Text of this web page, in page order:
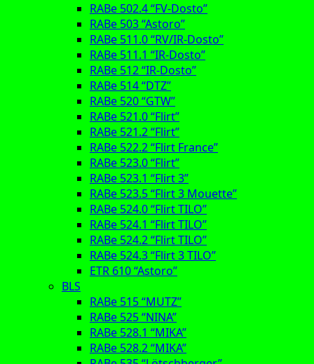
RABe 502.4 “FV-Dosto”
RABe 503 “Astoro”
RABe 511.0 “RV/IR-Dosto”
RABe 511.1 “IR-Dosto”
RABe 512 “IR-Dosto”
RABe 514 “DTZ”
RABe 520 “GTW”
RABe 521.0 “Flirt”
RABe 521.2 “Flirt”
RABe 522.2 “Flirt France”
RABe 523.0 “Flirt”
RABe 523.1 “Flirt 3”
RABe 523.5 “Flirt 3 Mouette”
RABe 524.0 “Flirt TILO”
RABe 524.1 “Flirt TILO”
RABe 524.2 “Flirt TILO”
RABe 524.3 “Flirt 3 TILO”
ETR 610 “Astoro”
BLS
RABe 515 “MUTZ”
RABe 525 “NINA”
RABe 528.1 “MIKA”
RABe 528.2 “MIKA”